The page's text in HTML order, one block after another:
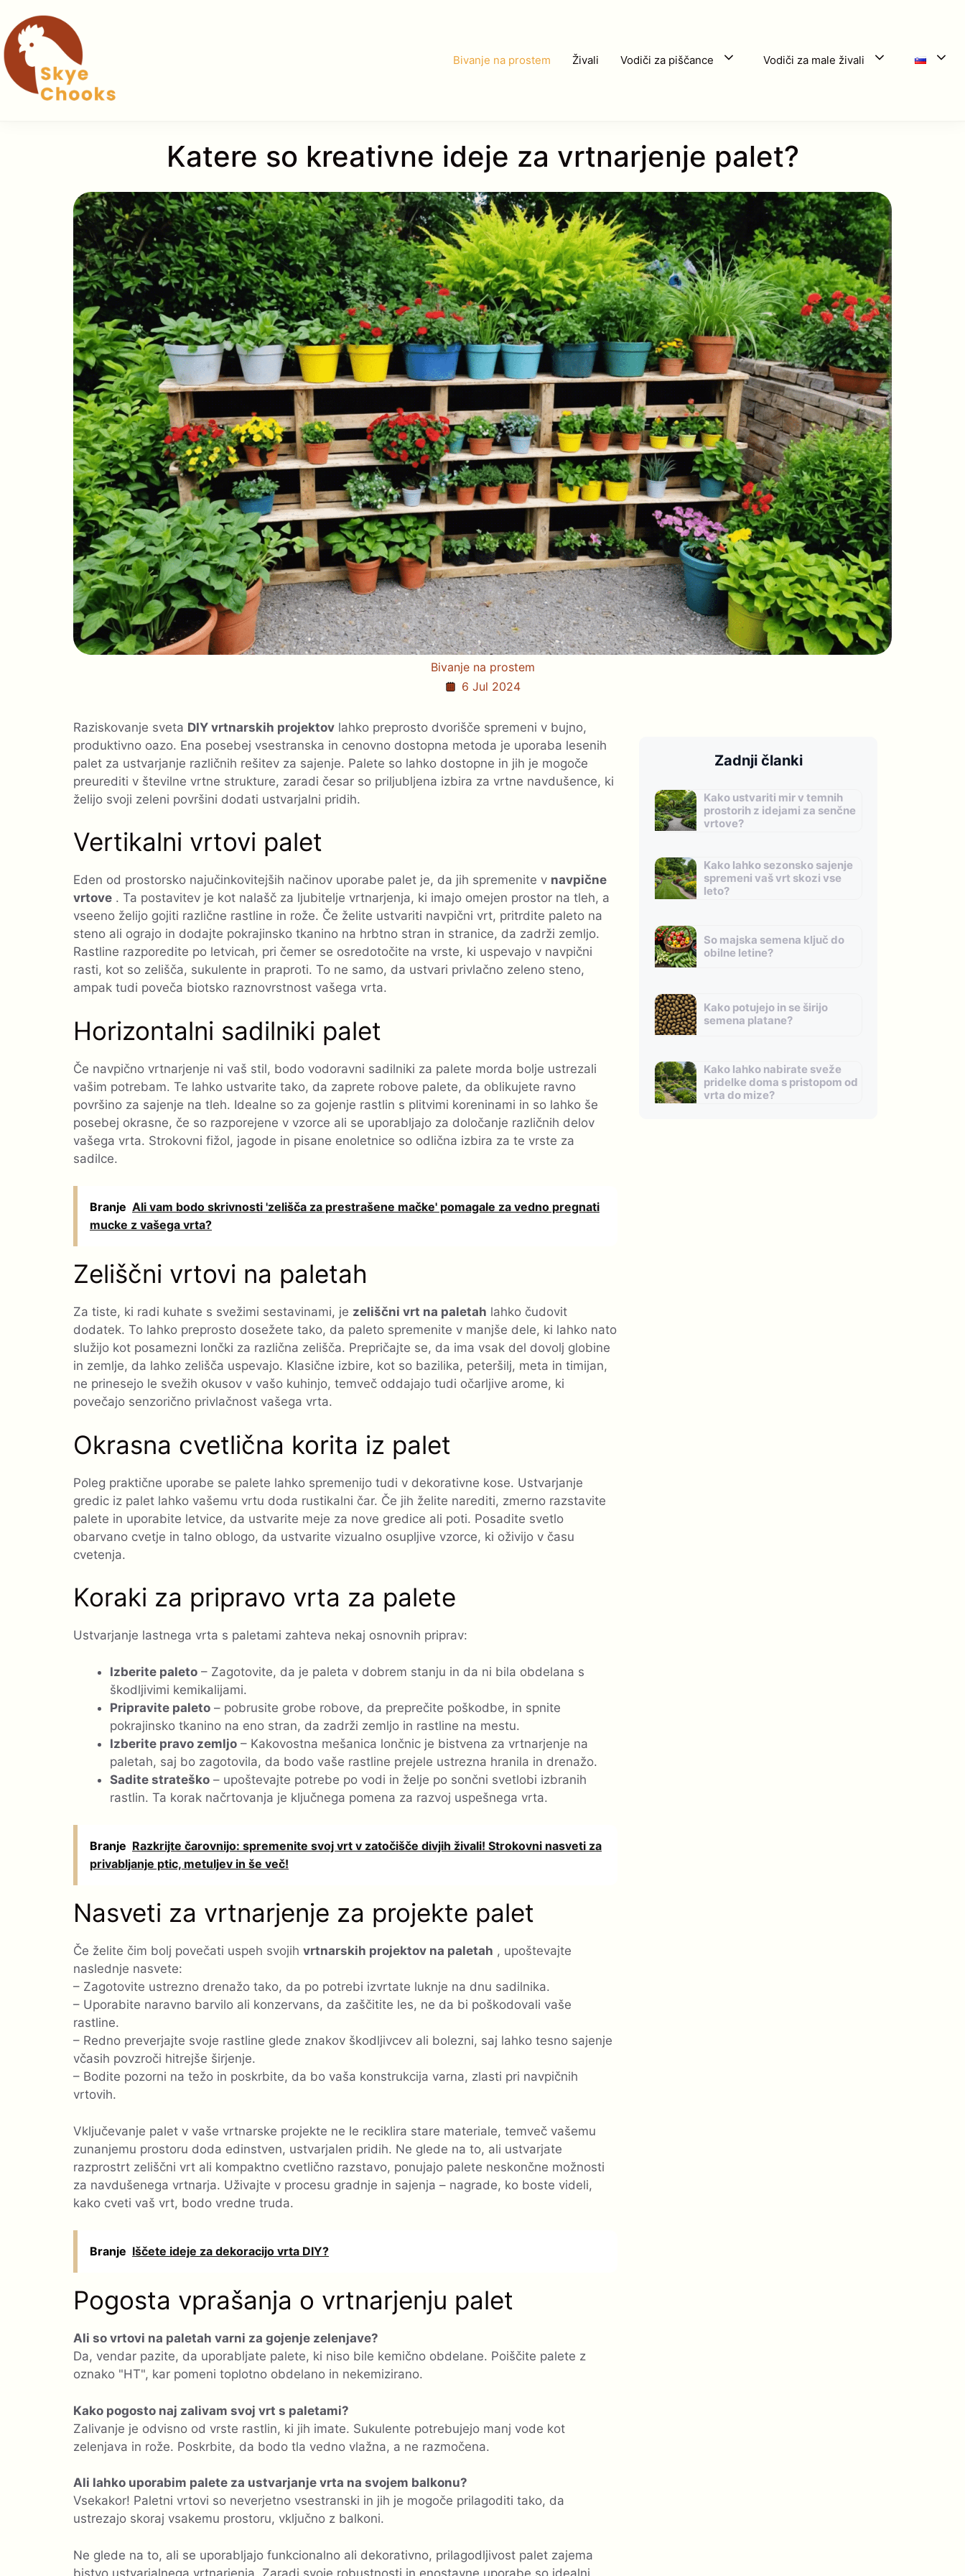
content
Bivanje na prostem Živali Vodiči za piščance Vodiči za male živali
Katere so kreativne ideje za vrtnarjenje palet?
Bivanje na prostem
6 Jul 2024
Raziskovanje sveta DIY vrtnarskih projektov lahko preprosto dvorišče spremeni v bujno,
produktivno oazo. Ena posebej vsestranska in cenovno dostopna metoda je uporaba lesenih
palet za ustvarjanje različnih rešitev za sajenje. Palete so lahko dostopne in jih je mogoče
preurediti v številne vrtne strukture, zaradi česar so priljubljena izbira za vrtne navdušence, ki
želijo svoji zeleni površini dodati ustvarjalni pridih.
Vertikalni vrtovi palet
Eden od prostorsko najučinkovitejših načinov uporabe palet je, da jih spremenite v navpične
vrtove . Ta postavitev je kot nalašč za ljubitelje vrtnarjenja, ki imajo omejen prostor na tleh, a
vseeno želijo gojiti različne rastline in rože. Če želite ustvariti navpični vrt, pritrdite paleto na
steno ali ograjo in dodajte pokrajinsko tkanino na hrbtno stran in stranice, da zadrži zemljo.
Rastline razporedite po letvicah, pri čemer se osredotočite na vrste, ki uspevajo v navpični
rasti, kot so zelišča, sukulente in praproti. To ne samo, da ustvari privlačno zeleno steno,
ampak tudi poveča biotsko raznovrstnost vašega vrta.
Horizontalni sadilniki palet
Če navpično vrtnarjenje ni vaš stil, bodo vodoravni sadilniki za palete morda bolje ustrezali
vašim potrebam. Te lahko ustvarite tako, da zaprete robove palete, da oblikujete ravno
površino za sajenje na tleh. Idealne so za gojenje rastlin s plitvimi koreninami in so lahko še
posebej okrasne, če so razporejene v vzorce ali se uporabljajo za določanje različnih delov
vašega vrta. Strokovni fižol, jagode in pisane enoletnice so odlična izbira za te vrste za
sadilce.
Branje Ali vam bodo skrivnosti 'zelišča za prestrašene mačke' pomagale za vedno pregnati
mucke z vašega vrta?
Zeliščni vrtovi na paletah
Za tiste, ki radi kuhate s svežimi sestavinami, je zeliščni vrt na paletah lahko čudovit
dodatek. To lahko preprosto dosežete tako, da paleto spremenite v manjše dele, ki lahko nato
služijo kot posamezni lončki za različna zelišča. Prepričajte se, da ima vsak del dovolj globine
in zemlje, da lahko zelišča uspevajo. Klasične izbire, kot so bazilika, peteršilj, meta in timijan,
ne prinesejo le svežih okusov v vašo kuhinjo, temveč oddajajo tudi očarljive arome, ki
povečajo senzorično privlačnost vašega vrta.
Okrasna cvetlična korita iz palet
Poleg praktične uporabe se palete lahko spremenijo tudi v dekorativne kose. Ustvarjanje
gredic iz palet lahko vašemu vrtu doda rustikalni čar. Če jih želite narediti, zmerno razstavite
palete in uporabite letvice, da ustvarite meje za nove gredice ali poti. Posadite svetlo
obarvano cvetje in talno oblogo, da ustvarite vizualno osupljive vzorce, ki oživijo v času
cvetenja.
Koraki za pripravo vrta za palete
Ustvarjanje lastnega vrta s paletami zahteva nekaj osnovnih priprav:
Izberite paleto – Zagotovite, da je paleta v dobrem stanju in da ni bila obdelana s
škodljivimi kemikalijami.
Pripravite paleto – pobrusite grobe robove, da preprečite poškodbe, in spnite
pokrajinsko tkanino na eno stran, da zadrži zemljo in rastline na mestu.
Izberite pravo zemljo – Kakovostna mešanica lončnic je bistvena za vrtnarjenje na
paletah, saj bo zagotovila, da bodo vaše rastline prejele ustrezna hranila in drenažo.
Sadite strateško – upoštevajte potrebe po vodi in želje po sončni svetlobi izbranih
rastlin. Ta korak načrtovanja je ključnega pomena za razvoj uspešnega vrta.
Branje Razkrijte čarovnijo: spremenite svoj vrt v zatočišče divjih živali! Strokovni nasveti za
privabljanje ptic, metuljev in še več!
Nasveti za vrtnarjenje za projekte palet
Če želite čim bolj povečati uspeh svojih vrtnarskih projektov na paletah , upoštevajte
naslednje nasvete:
– Zagotovite ustrezno drenažo tako, da po potrebi izvrtate luknje na dnu sadilnika.
– Uporabite naravno barvilo ali konzervans, da zaščitite les, ne da bi poškodovali vaše
rastline.
– Redno preverjajte svoje rastline glede znakov škodljivcev ali bolezni, saj lahko tesno sajenje
včasih povzroči hitrejše širjenje.
– Bodite pozorni na težo in poskrbite, da bo vaša konstrukcija varna, zlasti pri navpičnih
vrtovih.
Vključevanje palet v vaše vrtnarske projekte ne le reciklira stare materiale, temveč vašemu
zunanjemu prostoru doda edinstven, ustvarjalen pridih. Ne glede na to, ali ustvarjate
razprostrt zeliščni vrt ali kompaktno cvetlično razstavo, ponujajo palete neskončne možnosti
za navdušenega vrtnarja. Uživajte v procesu gradnje in sajenja – nagrade, ko boste videli,
kako cveti vaš vrt, bodo vredne truda.
Branje Iščete ideje za dekoracijo vrta DIY?
Pogosta vprašanja o vrtnarjenju palet
Ali so vrtovi na paletah varni za gojenje zelenjave?
Da, vendar pazite, da uporabljate palete, ki niso bile kemično obdelane. Poiščite palete z
oznako "HT", kar pomeni toplotno obdelano in nekemizirano.
Kako pogosto naj zalivam svoj vrt s paletami?
Zalivanje je odvisno od vrste rastlin, ki jih imate. Sukulente potrebujejo manj vode kot
zelenjava in rože. Poskrbite, da bodo tla vedno vlažna, a ne razmočena.
Ali lahko uporabim palete za ustvarjanje vrta na svojem balkonu?
Vsekakor! Paletni vrtovi so neverjetno vsestranski in jih je mogoče prilagoditi tako, da
ustrezajo skoraj vsakemu prostoru, vključno z balkoni.
Ne glede na to, ali se uporabljajo funkcionalno ali dekorativno, prilagodljivost palet zajema
bistvo ustvarjalnega vrtnarjenja. Zaradi svoje robustnosti in enostavne uporabe so idealni
Zadnji članki
Kako ustvariti mir v temnih
prostorih z idejami za senčne
vrtove?
Kako lahko sezonsko sajenje
spremeni vaš vrt skozi vse
leto?
So majska semena ključ do
obilne letine?
Kako potujejo in se širijo
semena platane?
Kako lahko nabirate sveže
pridelke doma s pristopom od
vrta do mize?